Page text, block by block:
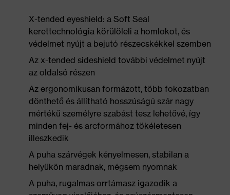
X-tended eyeshield: a Soft Seal
kerettechnológia körülöleli a homlokot, és
védelmet nyújt a bejutó részecskékkel szemben
Az x-tended sideshield további védelmet nyújt
az oldalsó részen
Az ergonomikusan formázott, több fokozatban
dönthető és állítható hosszúságú szár nagy
mértékű személyre szabást tesz lehetővé, így
minden fej- és arcformához tökéletesen
illeszkedik
A puha szárvégek kényelmesen, stabilan a
helyükön maradnak, mégsem nyomnak
A puha, rugalmas orrtámasz igazodik a